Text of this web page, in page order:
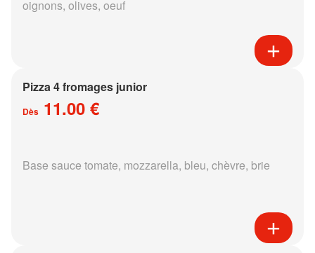
oignons, olives, oeuf
Pizza 4 fromages junior
Dès 11.00 €
Base sauce tomate, mozzarella, bleu, chèvre, brie